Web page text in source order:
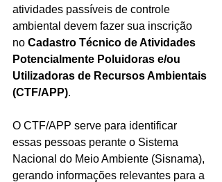
atividades passíveis de controle
ambiental devem fazer sua inscrição
no Cadastro Técnico de Atividades
Potencialmente Poluidoras e/ou
Utilizadoras de Recursos Ambientais
(CTF/APP).
O CTF/APP serve para identificar
essas pessoas perante o Sistema
Nacional do Meio Ambiente (Sisnama),
gerando informações relevantes para a